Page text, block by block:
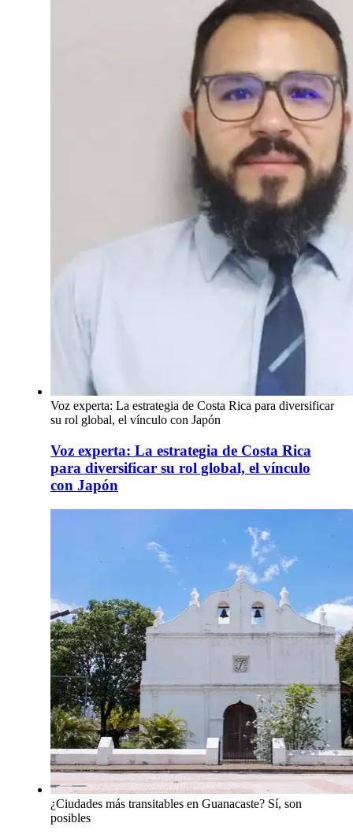
Voz experta: La estrategia de Costa Rica para diversificar
su rol global, el vínculo con Japón
Voz experta: La estrategia de Costa Rica
para diversificar su rol global, el vínculo
con Japón
¿Ciudades más transitables en Guanacaste? Sí, son
posibles